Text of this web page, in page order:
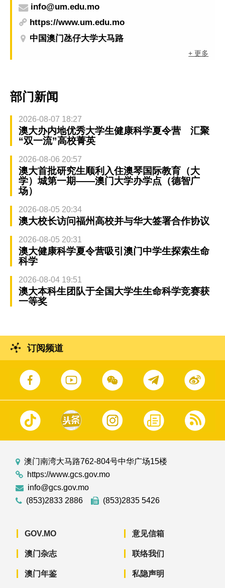
info@um.edu.mo
https://www.um.edu.mo
中国澳门氹仔大学大马路
+ 更多
部门新闻
2026-08-07 18:27
澳大办内地优秀大学生健康科学夏令营 汇聚
“双一流”高校菁英
2026-08-06 20:57
澳大首批研究生顺利入住澳琴国际教育（大
学）城第一期——澳门大学办学点（德智广
场）
2026-08-05 20:34
澳大校长访问福州高校并与华大签署合作协议
2026-08-05 20:31
澳大健康科学夏令营吸引澳门中学生探索生命
科学
2026-08-04 19:51
澳大本科生团队于全国大学生生命科学竞赛获
一等奖
订阅频道
澳门南湾大马路762-804号中华广场15楼
https://www.gcs.gov.mo
info@gcs.gov.mo
(853)2833 2886
(853)2835 5426
GOV.MO
澳门杂志
澳门年鉴
意见信箱
联络我们
私隐声明